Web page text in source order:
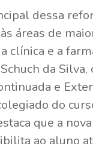
dessa
áreas de
clínica e a
da Silva,
e
do
que a